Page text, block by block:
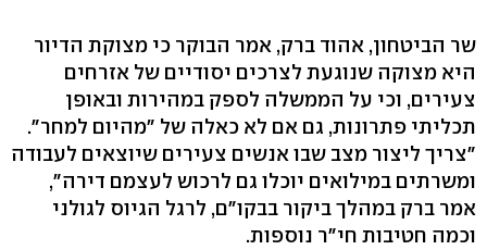
שר הביטחון, אהוד ברק, אמר הבוקר כי מצוקת הדיור
היא מצוקה שנוגעת לצרכים יסודיים של אזרחים
צעירים, וכי על הממשלה לספק במהירות ובאופן
תכליתי פתרונות, גם אם לא כאלה של "מהיום למחר".
"צריך ליצור מצב שבו אנשים צעירים שיוצאים לעבודה
ומשרתים במילואים יוכלו גם לרכוש לעצמם דירה",
אמר ברק במהלך ביקור בבקו"ם, לרגל הגיוס לגולני
וכמה חטיבות חי"ר נוספות.